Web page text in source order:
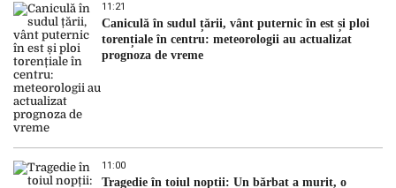
11:21
Caniculă în sudul țării, vânt puternic în est și ploi
torențiale în centru: meteorologii au actualizat
prognoza de vreme
11:00
Tragedie în toiul nopții: Un bărbat a murit, o